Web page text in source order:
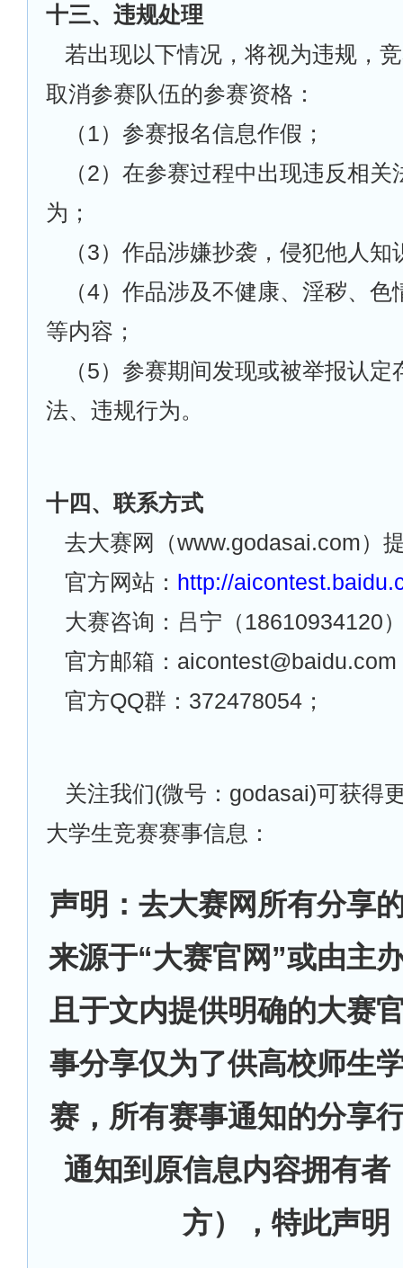
十三、违规处理
若出现以下情况，将视为违规，
取消参赛队伍的参赛资格：
（1）参赛报名信息作假；
（2）在参赛过程中出现违反相
为；
（3）作品涉嫌抄袭，侵犯他人知
（4）作品涉及不健康、淫秽、
等内容；
（5）参赛期间发现或被举报认
法、违规行为。
十四、联系方式
去大赛网（www.godasai.com）
官方网站： http://
大赛咨询：吕宁（18610934120
官方邮箱：aicontest@baidu.com
官方QQ群：372478054；
关注我们(微号：godasai)可获得
大学生竞赛赛事信息：
声明：去大赛网所有分享
来源于“大赛官网”或由主
且于文内提供明确的大赛
事分享仅为了供高校师生
赛，所有赛事通知的分享
通知到原信息内容拥有者
方），特此声明